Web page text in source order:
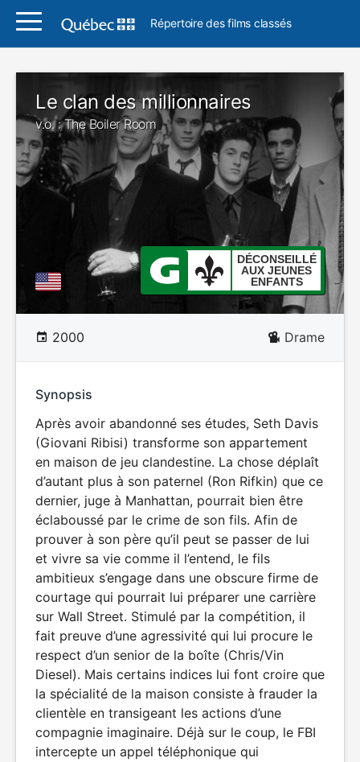
Répertoire des films classés
Le clan des millionnaires
v.o. : The Boiler Room
DÉCONSEILLÉ
AUX JEUNES
ENFANTS
2000 Drame
Synopsis
Après avoir abandonné ses études, Seth Davis
(Giovani Ribisi) transforme son appartement
en maison de jeu clandestine. La chose déplaît
d’autant plus à son paternel (Ron Rifkin) que ce
dernier, juge à Manhattan, pourrait bien être
éclaboussé par le crime de son fils. Afin de
prouver à son père qu’il peut se passer de lui
et vivre sa vie comme il l’entend, le fils
ambitieux s’engage dans une obscure firme de
courtage qui pourrait lui préparer une carrière
sur Wall Street. Stimulé par la compétition, il
fait preuve d’une agressivité qui lui procure le
respect d’un senior de la boîte (Chris/Vin
Diesel). Mais certains indices lui font croire que
la spécialité de la maison consiste à frauder la
clientèle en transigeant les actions d’une
compagnie imaginaire. Déjà sur le coup, le FBI
intercepte un appel téléphonique qui